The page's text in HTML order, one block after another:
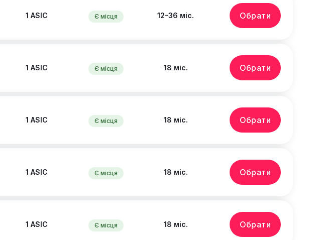
1 ASIC Є місця 12-36 міс. Обрати
1 ASIC Є місця 18 міс. Обрати
1 ASIC Є місця 18 міс. Обрати
1 ASIC Є місця 18 міс. Обрати
1 ASIC Є місця 18 міс. Обрати